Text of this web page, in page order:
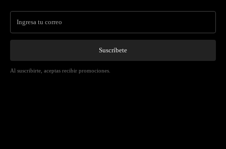
Suscríbete
Al suscribirte, aceptas recibir promociones.